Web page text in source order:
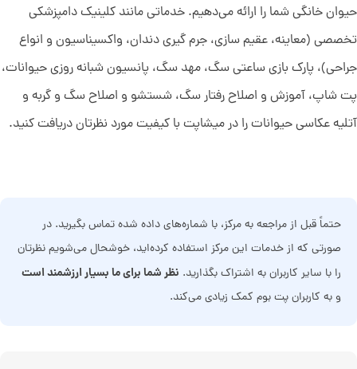
حیوان خانگی شما را ارائه می‌دهیم. خدماتی مانند کلینیک دامپزشکی
تخصصی (معاینه، عقیم سازی، جرم گیری دندان، واکسیناسیون و انواع
جراحی)، پارک بازی ساعتی سگ، مهد سگ، پانسیون شبانه روزی حیوانات،
پت شاپ، آموزش و اصلاح رفتار سگ، شستشو و اصلاح سگ و گربه و
آتلیه عکاسی حیوانات را در میشاپت با کیفیت مورد نظرتان دریافت کنید.
حتماً قبل از مراجعه به مرکز، با شماره‌های داده شده تماس بگیرید. در
صورتی که از خدمات این مرکز استفاده کرده‌اید، خوشحال می‌شویم نظرتان
را با سایر کاربران به اشتراک بگذارید. نظر شما برای ما بسیار ارزشمند است
و به کاربران پت بوم کمک زیادی می‌کند.